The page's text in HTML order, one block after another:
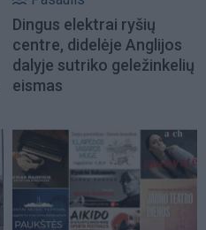
Dingus elektrai ryšių
centre, didelėje Anglijos
dalyje sutriko geležinkelių
eismas